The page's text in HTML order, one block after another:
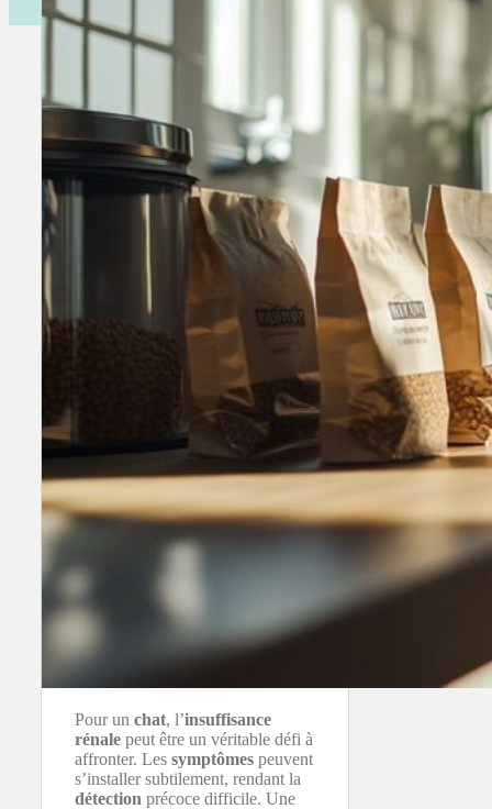
Pour un chat, l’insuffisance
rénale peut être un véritable défi à
affronter. Les symptômes peuvent
s’installer subtilement, rendant la
détection précoce difficile. Une